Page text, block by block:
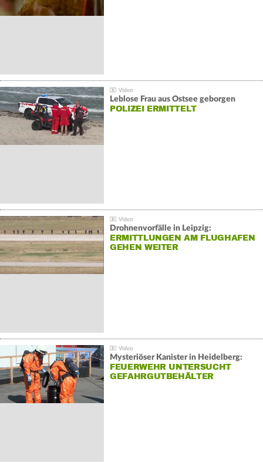
Leblose Frau aus Ostsee geborgen
POLIZEI ERMITTELT
Drohnenvorfälle in Leipzig:
ERMITTLUNGEN AM FLUGHAFEN
GEHEN WEITER
Mysteriöser Kanister in Heidelberg:
FEUERWEHR UNTERSUCHT
GEFAHRGUTBEHÄLTER